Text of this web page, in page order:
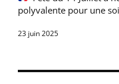
polyvalente pour une
23 juin 2025